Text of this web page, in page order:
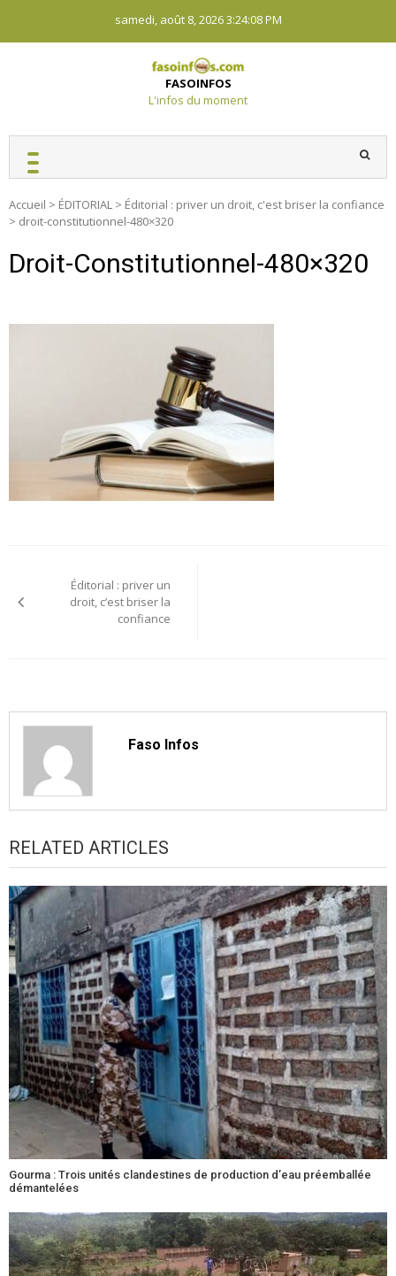
content
samedi, août 8, 20263:24:09 PM
FASOINFOS
L'infos du moment
Accueil > ÉDITORIAL > Éditorial : priver un droit, c'est briser la confiance
> droit-constitutionnel-480×320
Droit-Constitutionnel-480×320
de
Éditorial : priver un
droit, c’est briser la
confiance
Faso Infos
RELATED ARTICLES
Gourma : Trois unités clandestines de production d’eau préemballée
démantelées